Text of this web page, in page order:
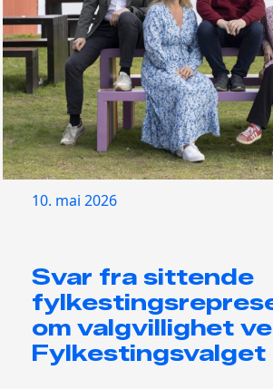
10. mai 2026
Svar fra sittende
om valgvillighet